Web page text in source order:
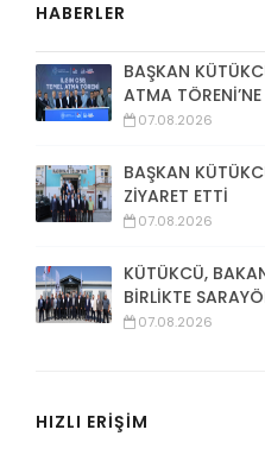
HABERLER
BAŞKAN
ATMA
07.08.2026
BAŞKAN
ZİYARET ETTİ
07.08.2026
KÜTÜKCÜ,
BİRLİKTE
07.08.2026
HIZLI ERİŞİM